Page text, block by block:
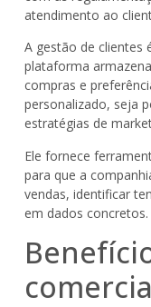
atendimento ao
A gestão de clientes
plataforma
compras e
personalizado, seja
estratégias de
Ele fornece
para que a
vendas, identificar
em dados concretos.